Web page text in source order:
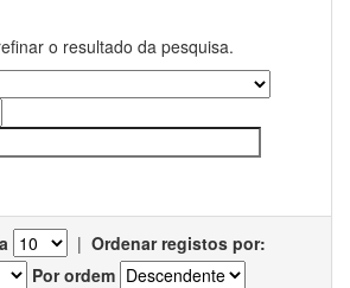
o resultado da pesquisa.
| Ordenar registos por:
Por ordem